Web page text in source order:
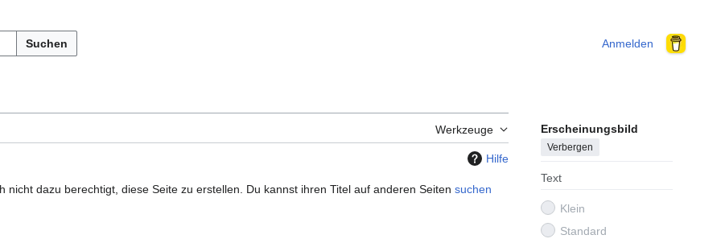
Suchen Anmelden
Werkzeuge Erscheinungsbild
Verbergen
Text
Klein
Standard
Hilfe
dazu berechtigt, diese Seite zu erstellen. Du kannst ihren Titel auf anderen Seiten suchen